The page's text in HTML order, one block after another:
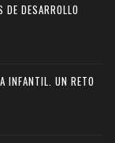
DE DESARROLLO
INFANTIL. UN RETO